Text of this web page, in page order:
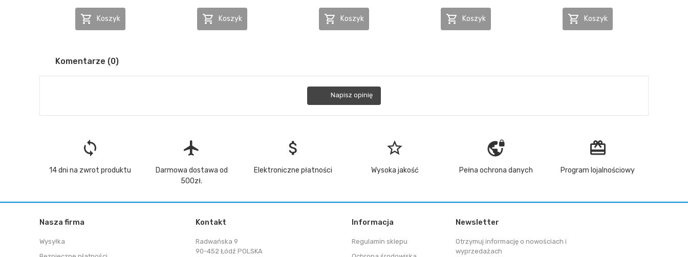
 Koszyk  Koszyk  Koszyk  Koszyk  Koszyk
Komentarze (0)
Napisz opinię
loop
14 dni na zwrot produktu
flight
Darmowa dostawa od
500zł.
attach_money
Elektroniczne płatności
star_border
Wysoka jakość
vpn_lock
Pełna ochrona danych
redeem
Program lojalnościowy
Nasza firma
Wysyłka
Kontakt
Radwańska 9
90-452 Łódź POLSKA
Informacja
Regulamin sklepu
Newsletter
Otrzymuj informację o nowościach i
wyprzedażach